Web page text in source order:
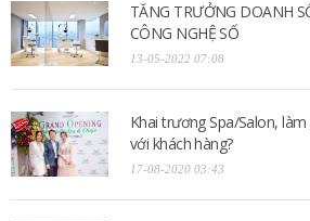
TĂNG TRƯỞNG DOANH
CÔNG NGHỆ SỐ
13-05-2022 07:08
Khai trương Spa/Salon,
với khách hàng?
17-08-2020 03:43